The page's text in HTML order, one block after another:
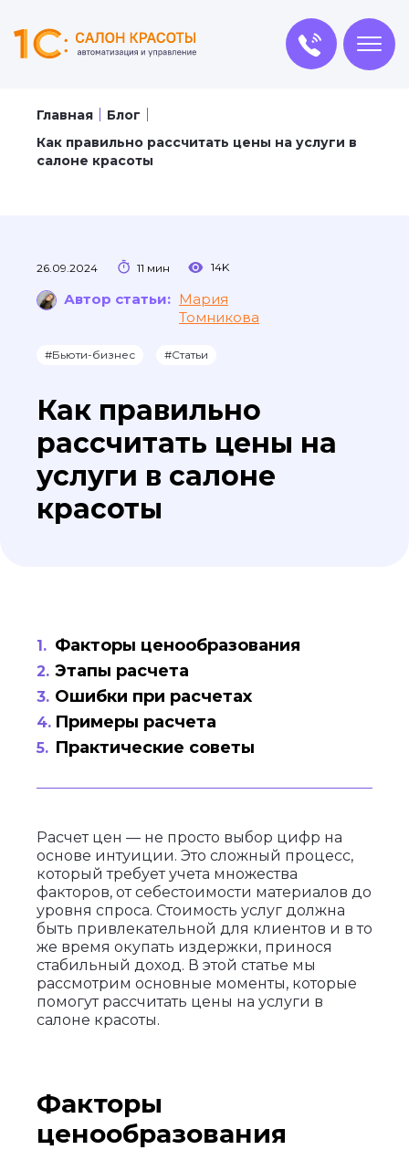
Главная
Блог
Как правильно рассчитать цены на услуги в
салоне красоты
26.09.2024 11 мин 14K
Автор статьи: Мария
Томникова
#Бьюти-бизнес #Статьи
Как правильно
рассчитать цены на
услуги в салоне
красоты
Факторы ценообразования
Этапы расчета
Ошибки при расчетах
Примеры расчета
Практические советы
Расчет цен — не просто выбор цифр на
основе интуиции. Это сложный процесс,
который требует учета множества
факторов, от себестоимости материалов до
уровня спроса. Стоимость услуг должна
быть привлекательной для клиентов и в то
же время окупать издержки, принося
стабильный доход. В этой статье мы
рассмотрим основные моменты, которые
помогут рассчитать цены на услуги в
салоне красоты.
Факторы
ценообразования